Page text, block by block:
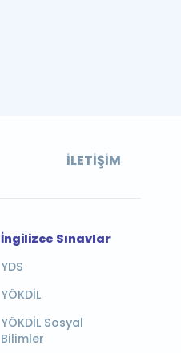
İLETIŞIM
İngilizce Sınavlar
YDS
YÖKDİL
YÖKDİL Sosyal
Bilimler